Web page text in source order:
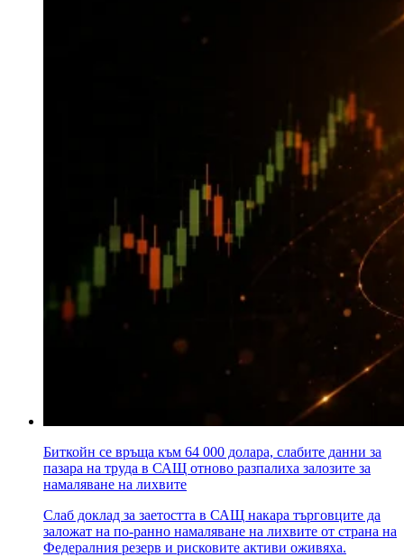
Биткойн се връща към 64 000 долара, слабите данни за
пазара на труда в САЩ отново разпалиха залозите за
намаляване на лихвите
Слаб доклад за заетостта в САЩ накара търговците да
заложат на по-ранно намаляване на лихвите от страна на
Федералния резерв и рисковите активи оживяха.